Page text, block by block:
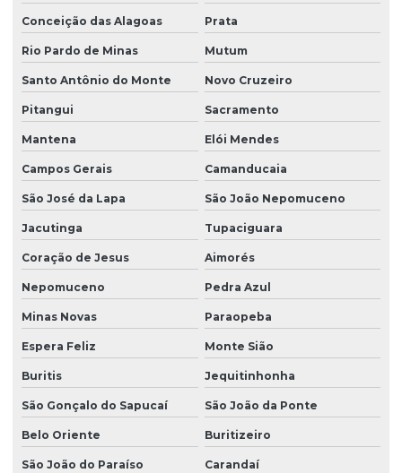
Conceição das Alagoas Prata
Rio Pardo de Minas Mutum
Santo Antônio do Monte Novo Cruzeiro
Pitangui Sacramento
Mantena Elói Mendes
Campos Gerais Camanducaia
São José da Lapa São João Nepomuceno
Jacutinga Tupaciguara
Coração de Jesus Aimorés
Nepomuceno Pedra Azul
Minas Novas Paraopeba
Espera Feliz Monte Sião
Buritis Jequitinhonha
São Gonçalo do Sapucaí São João da Ponte
Belo Oriente Buritizeiro
São João do Paraíso Carandaí